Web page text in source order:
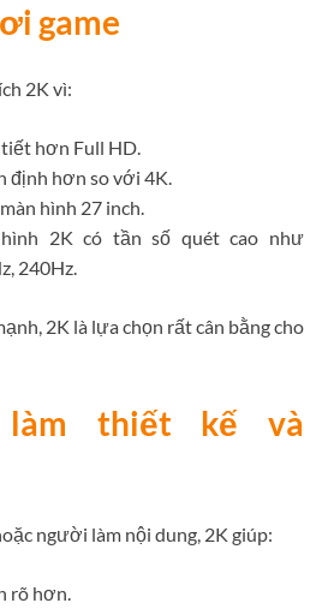
game
2K vì:
hơn Full HD.
định hơn so với 4K.
hình 27 inch.
2K có tần số quét cao như
240Hz.
2K là lựa chọn rất cân bằng cho
thiết kế và
người làm nội dung, 2K giúp:
rõ hơn.